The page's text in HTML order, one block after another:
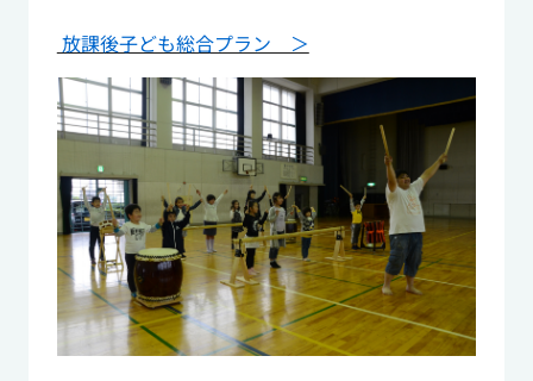
放課後子ども総合プラン ＞